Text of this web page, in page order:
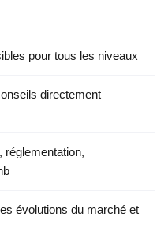
pour tous les niveaux
directement
réglementation,
évolutions du marché et